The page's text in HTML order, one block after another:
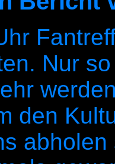
Nur
den
abholen